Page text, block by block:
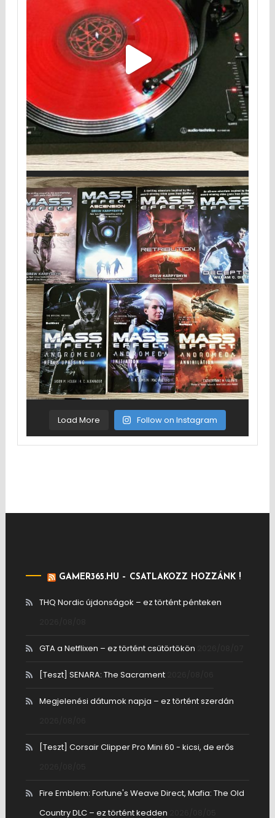
Load More Follow on Instagram
GAMER365.HU – CSATLAKOZZ HOZZÁNK !
THQ Nordic újdonságok – ez történt pénteken
GTA a Netflixen – ez történt csütörtökön
[Teszt] SENARA: The Sacrament
Megjelenési dátumok napja – ez történt szerdán
[Teszt] Corsair Clipper Pro Mini 60 - kicsi, de erős
Fire Emblem: Fortune's Weave Direct, Mafia: The Old
Country DLC – ez történt kedden